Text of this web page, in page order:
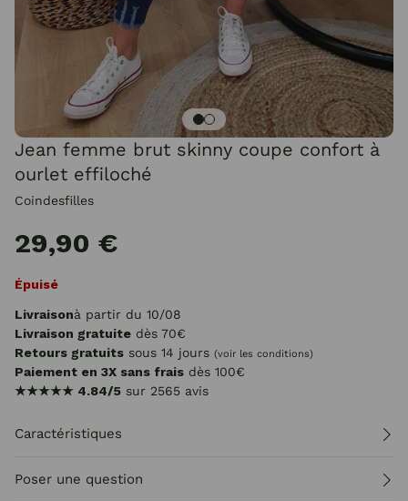
Jean femme brut skinny coupe confort à
ourlet effiloché
Coindesfilles
29,90 €
Épuisé
Livraisonà partir du 10/08
Livraison gratuite dès 70€
Retours gratuits sous 14 jours (voir les conditions)
Paiement en 3X sans frais dès 100€
★★★★★ 4.84/5 sur 2565 avis
Caractéristiques
Poser une question